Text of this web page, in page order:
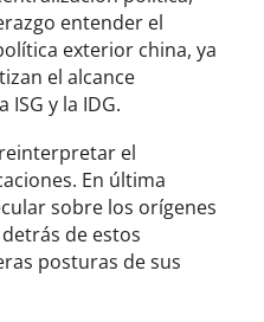
entender el
exterior china, ya
el alcance
ISG y la IDG.
el
En última
sobre los orígenes
de estos
posturas de sus